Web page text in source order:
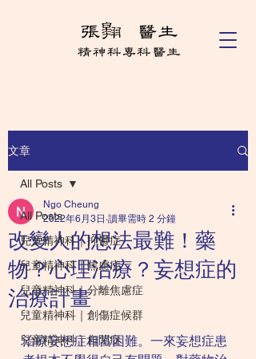
文章
All Posts
兒童精神科｜抑鬱症
兒童精神科｜焦慮症
兒童精神科｜分離焦慮症
兒童精神科｜創傷症候群
兒童精神科｜自閉症
All Posts
改變人的想法最難！藥
物？心理治療？妄想症的
治療計畫
Ngo Cheung
2022年6月3日 讀畢需時 2 分鐘
治療妄想症相當困難。一來妄想症患